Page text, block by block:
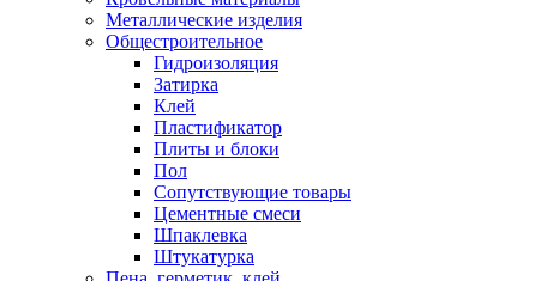
Металлические изделия
Общестроительное
Гидроизоляция
Затирка
Клей
Пластификатор
Плиты и блоки
Пол
Сопутствующие товары
Цементные смеси
Шпаклевка
Штукатурка